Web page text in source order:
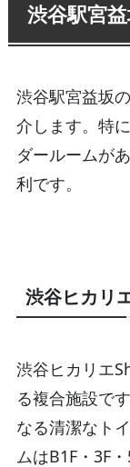
渋谷駅宮
渋谷駅宮益坂
介します。特
ダールームが
利です。
渋谷ヒカリ
渋谷ヒカリエ
る複合施設で
なる清潔なト
ムはB1F・3F